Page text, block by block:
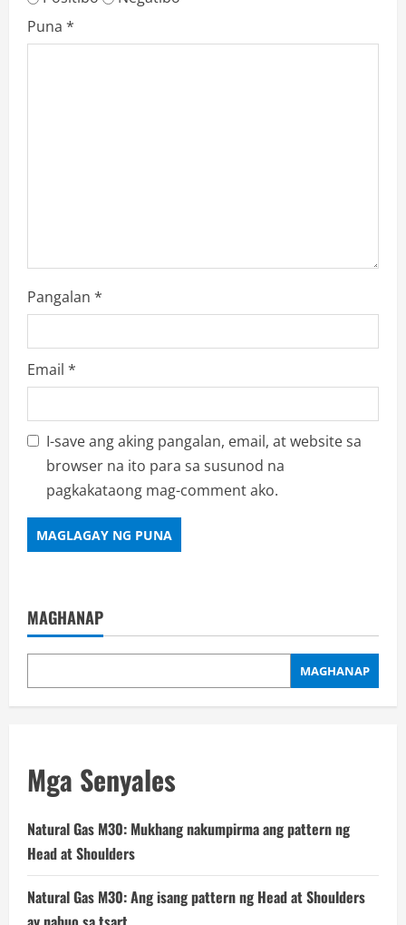
Puna *
Pangalan *
Email *
I-save ang aking pangalan, email, at website sa
browser na ito para sa susunod na
pagkakataong mag-comment ako.
MAGHANAP
MAGHANAP
Mga Senyales
Natural Gas M30: Mukhang nakumpirma ang pattern ng
Head at Shoulders
Natural Gas M30: Ang isang pattern ng Head at Shoulders